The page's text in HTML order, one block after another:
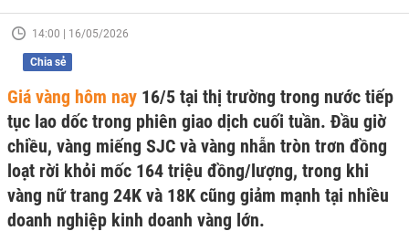
14:00 | 16/05/2026
Chia sẻ
Giá vàng hôm nay 16/5 tại thị trường trong nước tiếp
tục lao dốc trong phiên giao dịch cuối tuần. Đầu giờ
chiều, vàng miếng SJC và vàng nhẫn tròn trơn đồng
loạt rời khỏi mốc 164 triệu đồng/lượng, trong khi
vàng nữ trang 24K và 18K cũng giảm mạnh tại nhiều
doanh nghiệp kinh doanh vàng lớn.